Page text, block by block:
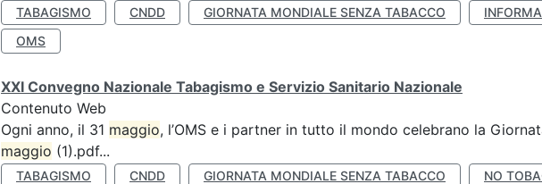
TABAGISMO CNDD GIORNATA MONDIALE SENZA TABACCO
OMS
XXI Convegno Nazionale Tabagismo e Servizio Sanitario Nazionale
Contenuto Web
Ogni anno, il 31 maggio, l’OMS e i partner in tutto il mondo celebrano la
maggio (1).pdf...
TABAGISMO CNDD GIORNATA MONDIALE SENZA TABACCO NO